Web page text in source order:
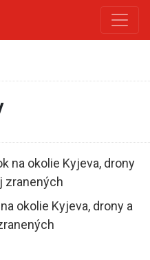
okolie Kyjeva, drony a